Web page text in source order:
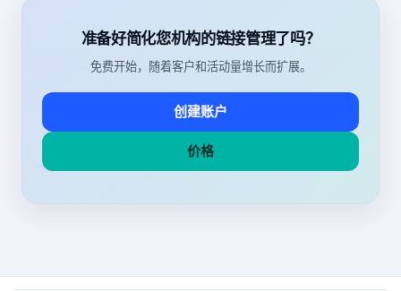
准备好简化您机构的链接管理了吗？
免费开始，随着客户和活动量增长而扩展。
创建账户
价格